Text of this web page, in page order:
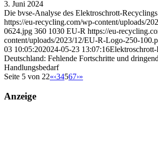
3. Juni 2024
Die bvse-Analyse des Elektroschrott-
https://eu-recycling.com/wp-content/uploads/
0624.jpg 360 1030 EU-R https://eu-
content/uploads/2023/12/EU-R-Logo-250-
03 10:05:202024-05-23 13:07:16
Deutschland: Fehlende Fortschritte und
Handlungsbedarf
Seite 5 von 22«‹34567›»
Anzeige